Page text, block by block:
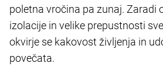
poletna vročina pa zunaj. Zaradi
izolacije in velike prepustnosti
okvirje se kakovost življenja in
povečata.